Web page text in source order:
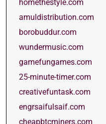
homethestyle.com
amuldistribution.com
borobuddur.com
wundermusic.com
gamefungames.com
25-minute-timer.com
creativefuntask.com
engrsaifulsaif.com
cheapbtcminers.com